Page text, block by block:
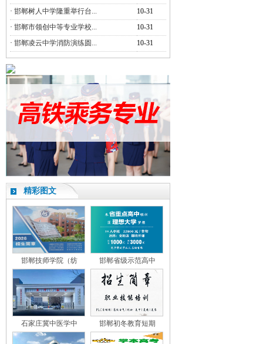
· 邯郸树人中学隆重举行台...
10-31
· 邯郸市领创中等专业学校...
10-31
· 邯郸凌云中学消防演练圆... 10-31
精彩图文
邯郸技师学院（纺 邯郸省级示范高中
石家庄冀中医学中 邯郸初冬教育短期